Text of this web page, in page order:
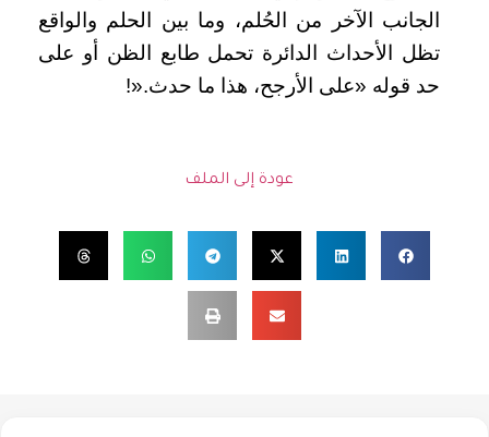
الجانب الآخر من الحُلم، وما بين الحلم والواقع
تظل الأحداث الدائرة تحمل طابع الظن أو على
حد قوله «على الأرجح، هذا ما حدث!».
عودة إلى الملف